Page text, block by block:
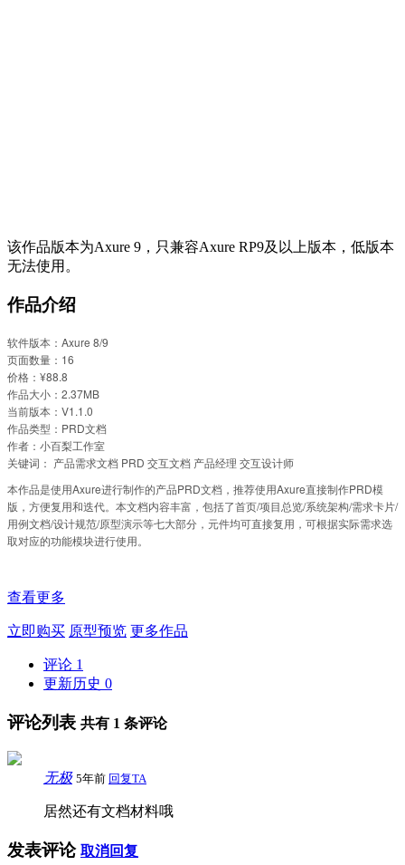
该作品版本为Axure 9，只兼容Axure RP9及以上版本，低版本
无法使用。
作品介绍
软件版本：Axure 8/9
页面数量：16
价格：¥88.8
作品大小：2.37MB
当前版本：V1.1.0
作品类型：PRD文档
作者：小百梨工作室
关键词： 产品需求文档 PRD 交互文档 产品经理 交互设计师
本作品是使用Axure进行制作的产品PRD文档，推荐使用Axure直接制作PRD模
版，方便复用和迭代。本文档内容丰富，包括了首页/项目总览/系统架构/需求卡片/
用例文档/设计规范/原型演示等七大部分，元件均可直接复用，可根据实际需求选
取对应的功能模块进行使用。
查看更多
立即购买 原型预览 更多作品
评论 1
更新历史 0
评论列表 共有 1 条评论
无极 5年前 回复TA
居然还有文档材料哦
发表评论 取消回复